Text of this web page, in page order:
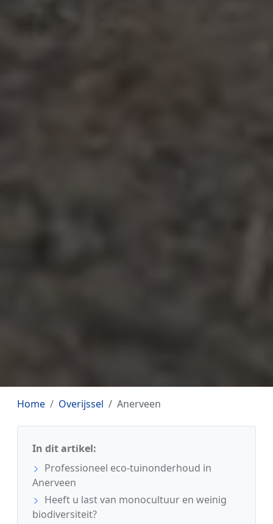
Home Overijssel Anerveen
In dit artikel:
Professioneel eco-tuinonderhoud in
Anerveen
Heeft u last van monocultuur en weinig
biodiversiteit?